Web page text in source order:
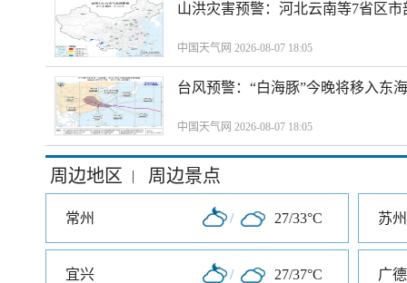
山洪灾害预警：河北云南等7省区
中国天气网 2026-08-07 18:05
台风预警：“白海豚”今晚将移入东
中国天气网 2026-08-07 18:05
周边地区 | 周边景点
常州 / 27/33°C 苏州
宜兴 / 27/37°C 广德